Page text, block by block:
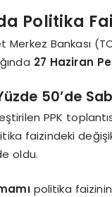
Politika
Merkez Bankası
27 Haziran
50’de
PPK
faizindeki
oldu.
politika faizinin